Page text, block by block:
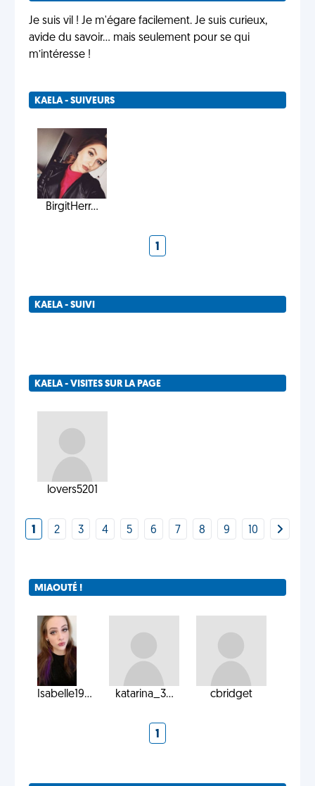
Je suis vil ! Je m'égare facilement. Je suis curieux,
avide du savoir... mais seulement pour se qui
m’intéresse !
KAELA - SUIVEURS
BirgitHerr...
1
KAELA - SUIVI
KAELA - VISITES SUR LA PAGE
lovers5201
1 2 3 4 5 6 7 8 9 10
MIAOUTÉ !
Isabelle19... katarina_3... cbridget
1